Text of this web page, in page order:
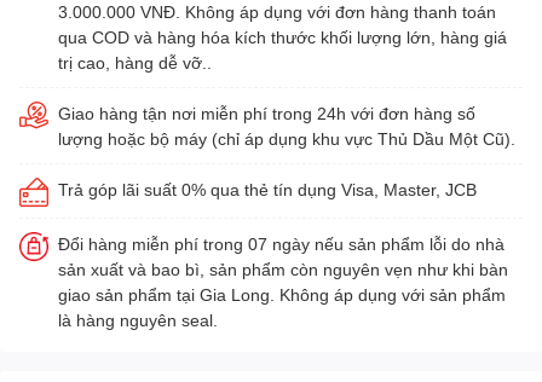
3.000.000 VNĐ. Không áp dụng với đơn hàng thanh toán
qua COD và hàng hóa kích thước khối lượng lớn, hàng giá
trị cao, hàng dễ vỡ..
Giao hàng tận nơi miễn phí trong 24h với đơn hàng số
lượng hoặc bộ máy (chỉ áp dụng khu vực Thủ Dầu Một Cũ).
Trả góp lãi suất 0% qua thẻ tín dụng Visa, Master, JCB
Đổi hàng miễn phí trong 07 ngày nếu sản phẩm lỗi do nhà
sản xuất và bao bì, sản phẩm còn nguyên vẹn như khi bàn
giao sản phẩm tại Gia Long. Không áp dụng với sản phẩm
là hàng nguyên seal.